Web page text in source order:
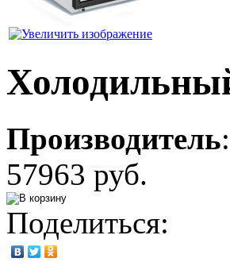
Производитель:
57963 руб.
Поделиться: